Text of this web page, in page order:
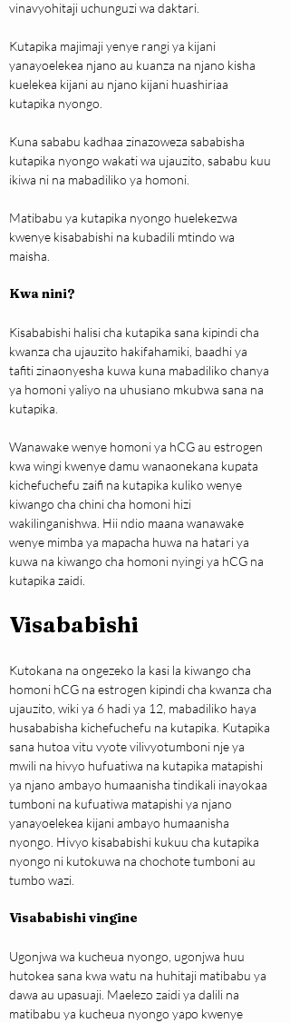
vinavyohitaji uchunguzi wa daktari.
Kutapika majimaji yenye rangi ya kijani
yanayoelekea njano au kuanza na njano kisha
kuelekea kijani au njano kijani huashiriaa
kutapika nyongo.
Kuna sababu kadhaa zinazoweza sababisha
kutapika nyongo wakati wa ujauzito, sababu kuu
ikiwa ni na mabadiliko ya homoni.
Matibabu ya kutapika nyongo huelekezwa
kwenye kisababishi na kubadili mtindo wa
maisha.
Kwa nini?
Kisababishi halisi cha kutapika sana kipindi cha
kwanza cha ujauzito hakifahamiki, baadhi ya
tafiti zinaonyesha kuwa kuna mabadiliko chanya
ya homoni yaliyo na uhusiano mkubwa sana na
kutapika.
Wanawake wenye homoni ya hCG au estrogen
kwa wingi kwenye damu wanaonekana kupata
kichefuchefu zaifi na kutapika kuliko wenye
kiwango cha chini cha homoni hizi
wakilinganishwa. Hii ndio maana wanawake
wenye mimba ya mapacha huwa na hatari ya
kuwa na kiwango cha homoni nyingi ya hCG na
kutapika zaidi.
Visababishi
Kutokana na ongezeko la kasi la kiwango cha
homoni hCG na estrogen kipindi cha kwanza cha
ujauzito, wiki ya 6 hadi ya 12, mabadiliko haya
husababisha kichefuchefu na kutapika. Kutapika
sana hutoa vitu vyote vilivyotumboni nje ya
mwili na hivyo hufuatiwa na kutapika matapishi
ya njano ambayo humaanisha tindikali inayokaa
tumboni na kufuatiwa matapishi ya njano
yanayoelekea kijani ambayo humaanisha
nyongo. Hivyo kisababishi kukuu cha kutapika
nyongo ni kutokuwa na chochote tumboni au
tumbo wazi.
Visababishi vingine
Ugonjwa wa kucheua nyongo, ugonjwa huu
hutokea sana kwa watu na huhitaji matibabu ya
dawa au upasuaji. Maelezo zaidi ya dalili na
matibabu ya kucheua nyongo yapo kwenye